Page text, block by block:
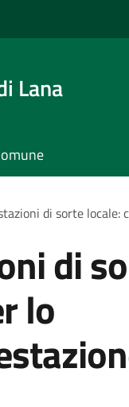
Lana
di sorte
di
lo